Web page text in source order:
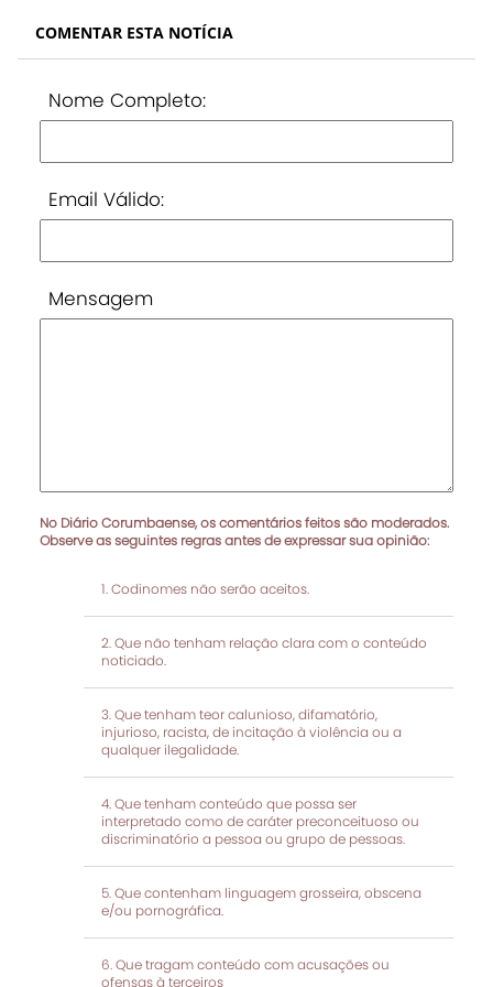
COMENTAR ESTA NOTÍCIA
Nome Completo:
Email Válido:
Mensagem
No Diário Corumbaense, os comentários feitos são moderados.
Observe as seguintes regras antes de expressar sua opinião:
Codinomes não serão aceitos.
Que não tenham relação clara com o conteúdo
noticiado.
Que tenham teor calunioso, difamatório,
injurioso, racista, de incitação à violência ou a
qualquer ilegalidade.
Que tenham conteúdo que possa ser
interpretado como de caráter preconceituoso ou
discriminatório a pessoa ou grupo de pessoas.
Que contenham linguagem grosseira, obscena
e/ou pornográfica.
Que tragam conteúdo com acusações ou
ofensas à terceiros